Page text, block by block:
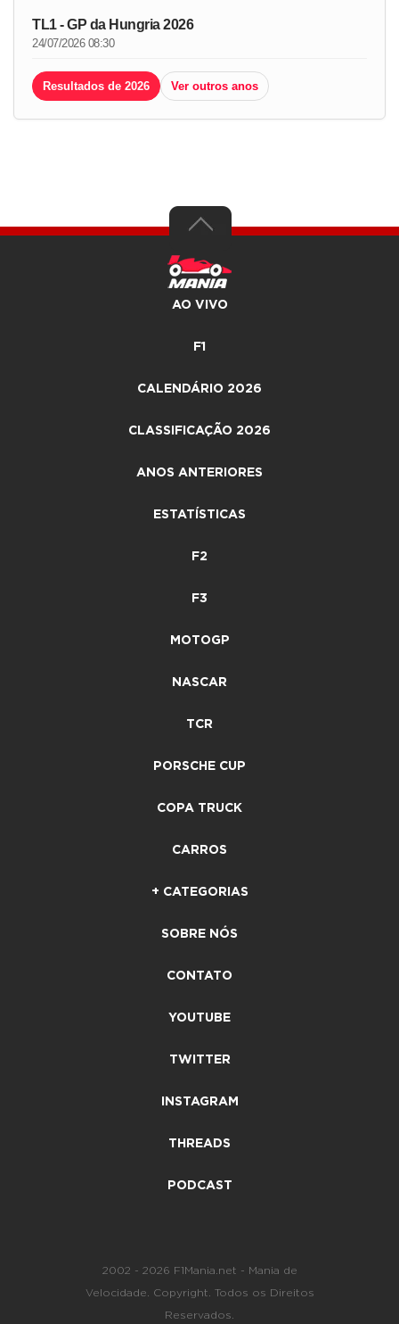
TL1 - GP da Hungria 2026
24/07/2026 08:30
Resultados de 2026 Ver outros anos
AO VIVO
F1
CALENDÁRIO 2026
CLASSIFICAÇÃO 2026
ANOS ANTERIORES
ESTATÍSTICAS
F2
F3
MOTOGP
NASCAR
TCR
PORSCHE CUP
COPA TRUCK
CARROS
+ CATEGORIAS
SOBRE NÓS
CONTATO
YOUTUBE
TWITTER
INSTAGRAM
THREADS
PODCAST
2002 - 2026 F1Mania.net - Mania de
Velocidade. Copyright. Todos os Direitos
Reservados.